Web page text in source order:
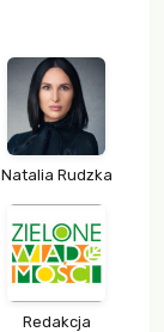
Natalia Rudzka
Redakcja